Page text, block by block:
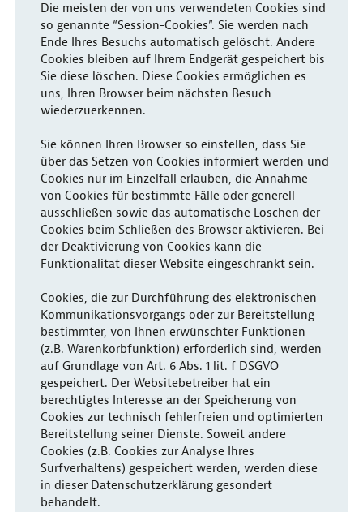
Die meisten der von uns verwendeten Cookies sind
so genannte “Session-Cookies”. Sie werden nach
Ende Ihres Besuchs automatisch gelöscht. Andere
Cookies bleiben auf Ihrem Endgerät gespeichert bis
Sie diese löschen. Diese Cookies ermöglichen es
uns, Ihren Browser beim nächsten Besuch
wiederzuerkennen.
Sie können Ihren Browser so einstellen, dass Sie
über das Setzen von Cookies informiert werden und
Cookies nur im Einzelfall erlauben, die Annahme
von Cookies für bestimmte Fälle oder generell
ausschließen sowie das automatische Löschen der
Cookies beim Schließen des Browser aktivieren. Bei
der Deaktivierung von Cookies kann die
Funktionalität dieser Website eingeschränkt sein.
Cookies, die zur Durchführung des elektronischen
Kommunikationsvorgangs oder zur Bereitstellung
bestimmter, von Ihnen erwünschter Funktionen
(z.B. Warenkorbfunktion) erforderlich sind, werden
auf Grundlage von Art. 6 Abs. 1 lit. f DSGVO
gespeichert. Der Websitebetreiber hat ein
berechtigtes Interesse an der Speicherung von
Cookies zur technisch fehlerfreien und optimierten
Bereitstellung seiner Dienste. Soweit andere
Cookies (z.B. Cookies zur Analyse Ihres
Surfverhaltens) gespeichert werden, werden diese
in dieser Datenschutzerklärung gesondert
behandelt.